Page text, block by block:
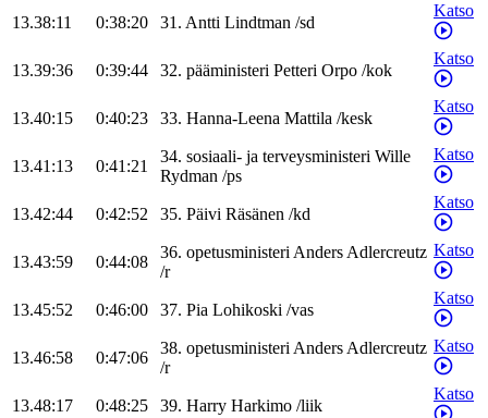
13.38:11 0:38:20 31. Antti Lindtman /sd
Katso
13.39:36 0:39:44 32. pääministeri Petteri Orpo /kok
Katso
13.40:15 0:40:23 33. Hanna-Leena Mattila /kesk
Katso
13.41:13 0:41:21
34. sosiaali- ja terveysministeri Wille
Rydman /ps
Katso
13.42:44 0:42:52 35. Päivi Räsänen /kd
Katso
13.43:59 0:44:08
36. opetusministeriAndersAdlercreutz
/r
Katso
13.45:52 0:46:00 37. Pia Lohikoski /vas
Katso
13.46:58 0:47:06
38. opetusministeriAndersAdlercreutz
/r
Katso
13.48:17 0:48:25 39. Harry Harkimo /liik
Katso